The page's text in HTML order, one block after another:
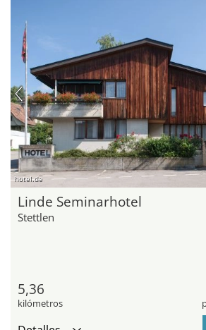
hotel.de
Linde Seminarhotel
Stettlen
5,36
kilómetros